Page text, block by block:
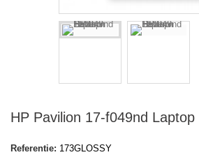
HP Pavilion 17-f049nd
Referentie: 173GLOSSY